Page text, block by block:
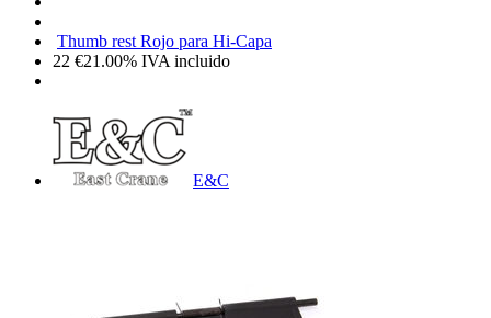
Thumb rest Rojo para Hi-Capa
22 €21.00% IVA incluido
E&C